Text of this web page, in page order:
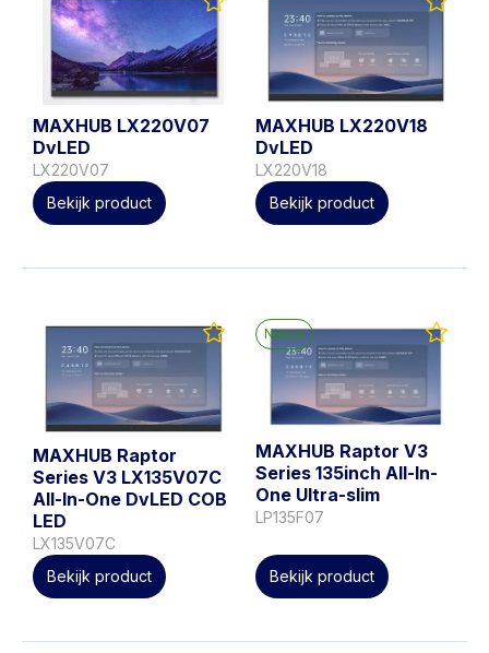
MAXHUB LX220V07
DvLED
LX220V07
Bekijk product
MAXHUB LX220V18
DvLED
LX220V18
Bekijk product
MAXHUB Raptor
Series V3 LX135V07C
All-In-One DvLED COB
LED
LX135V07C
Bekijk product
Nieuw
MAXHUB Raptor V3
Series 135inch All-In-
One Ultra-slim
LP135F07
Bekijk product